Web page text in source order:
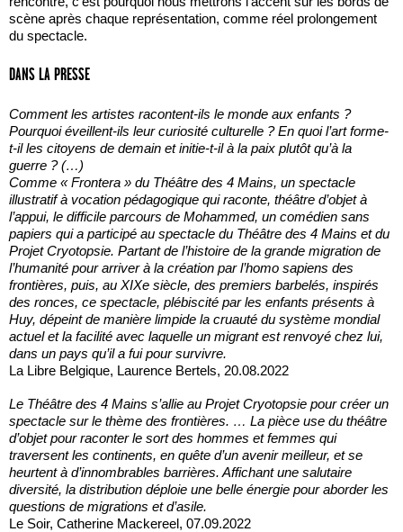
scène après chaque représentation, comme réel prolongement
du spectacle.
DANS LA PRESSE
Comment les artistes racontent-ils le monde aux enfants ?
Pourquoi éveillent-ils leur curiosité culturelle ? En quoi l’art forme-
t-il les citoyens de demain et initie-t-il à la paix plutôt qu’à la
guerre ? (…)
Comme « Frontera » du Théâtre des 4 Mains, un spectacle
illustratif à vocation pédagogique qui raconte, théâtre d’objet à
l’appui, le difficile parcours de Mohammed, un comédien sans
papiers qui a participé au spectacle du Théâtre des 4 Mains et du
Projet Cryotopsie. Partant de l’histoire de la grande migration de
l’humanité pour arriver à la création par l’homo sapiens des
frontières, puis, au XIXe siècle, des premiers barbelés, inspirés
des ronces, ce spectacle, plébiscité par les enfants présents à
Huy, dépeint de manière limpide la cruauté du système mondial
actuel et la facilité avec laquelle un migrant est renvoyé chez lui,
dans un pays qu’il a fui pour survivre.
La Libre Belgique, Laurence Bertels, 20.08.2022
Le Théâtre des 4 Mains s’allie au Projet Cryotopsie pour créer un
spectacle sur le thème des frontières. … La pièce use du théâtre
d’objet pour raconter le sort des hommes et femmes qui
traversent les continents, en quête d’un avenir meilleur, et se
heurtent à d’innombrables barrières. Affichant une salutaire
diversité, la distribution déploie une belle énergie pour aborder les
questions de migrations et d’asile.
Le Soir, Catherine Mackereel, 07.09.2022